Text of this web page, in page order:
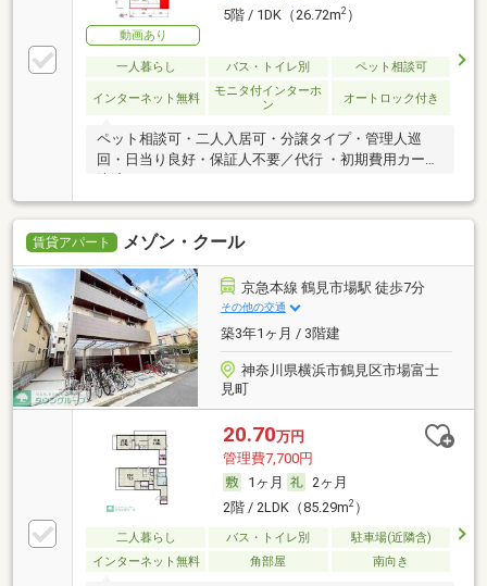
動画あり
5階 / 1DK（26.72m2）
一人暮らし バス・トイレ別 ペット相談可
インターネット無料
モニタ付インターホ
ン
オートロック付き
ペット相談可・二人入居可・分譲タイプ・管理人巡
回・日当り良好・保証人不要／代行 ・初期費用カード
賃貸アパート メゾン・クール
京急本線 鶴見市場駅 徒歩7分
その他の交通
築3年1ヶ月 / 3階建
神奈川県横浜市鶴見区市場富士
見町
20.70万円
管理費7,700円
1ヶ月
2ヶ月
2階 / 2LDK（85.29m2）
二人暮らし バス・トイレ別
駐車場(近隣含)
インターネット無料
角部屋 南向き